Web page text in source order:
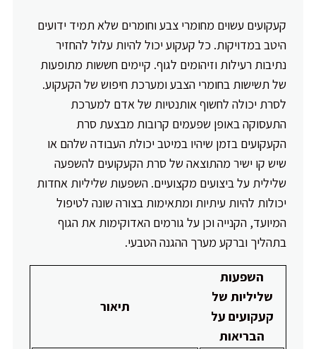
קעקועים עשוים מחומרי צבע וחומרים שלא תמיד ידועים
היטב במדויקות. כל קעקוע יכול להיות עלול להחזיר
נתיבות רעילות וזיהומים לגוף. קיימים חששות מתופעות
של תשישות בחומרי הצבע ומערכת חיפוש של הקעקוע.
לסרת יכולה לחשוף אותנטיות של אדם למערכת
התעסוקה באופן שפעמים קרובות מבצעת סרת
הקעקועים בזמן שיהיו במיטב יכולת העבודה שלהם או
שיש קו ישיר מהתוצאה של סרת הקעקועים להשפעה
שלילית על ביצועים מקצועיים. השפעות שליליות אחדות
יכולות להיות עיתיות ומתאימות בצורה שונה לטיפול
המיועד, הקנייה וכן על גורמים האדוקימות את הגוף
בתהליך וברקע מערך ההגנה הטבעי.
השפעות
שליליות של
קעקועים על
הבריאות
תיאור